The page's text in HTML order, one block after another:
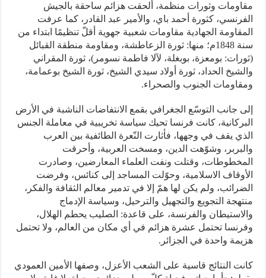
مقاومات وثورات منظمة، ألحقت هزائم ساحقة بالجيش
الفرنسي، كثورة أحمد باي، والأمير عبد القادر، كما عرفت
المقاومة الجهادية مقاومات شعبية جهوية أقلّ تنظيمًا ابتداء من
سنة 1848م؛ منها: ثورة الزعاطشة، ومقاومة منطقة القبائل
(ثورات: بومعزة، بوبغلة، لآلا فاطمة نسومر)، ثورة المقراني
والشيخ الحداد، ثورة أولاد سيدي الشيخ، ثورة الشيخ بوعمامة،
ومقاومات الجنوب والصحراء.
إلى جانب التوسّع الجغرافي بقمع الانتفاضات الناشبة في الأرض
البركانية، كانت فرنسا تحيك سياسة تخريبية في معاملة الجنس
الذي يقف في وجهها، فأثارت النّعرة الطائفية بين العرب
والبربر، وشوّهت الدين، ومسخت العربية، وأحرقت
المخطوطات، وقتلت ونفت العلماء المعارضين، وصادرت
الأوقاف الاسلامية، وحوّلت المساجد إلى كنائس، وفرضت
الضرائب، ولم يكن لها همّ إلا في تدمير معالم الثقافة والفكر،
منتهجة التجويع والتجهيل والترحيل، وسياسة الإدماج
والاستيطان والفرنسة، على قاعدة: الصليب يحطم الهلال،
وفرنسا تحتمل عشرة هزائم في أي مكان من العالم، ولا تحتمل
هزيمة واحدة في الجزائر.
كانت النتائج قاسية على الشعب الأعزل، وصفها الأمين العمودي